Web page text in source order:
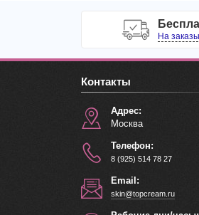
На
Контакты
Адрес:
Москва
Телефон:
8 (925) 514 78 27
Email:
skin@topcream.ru